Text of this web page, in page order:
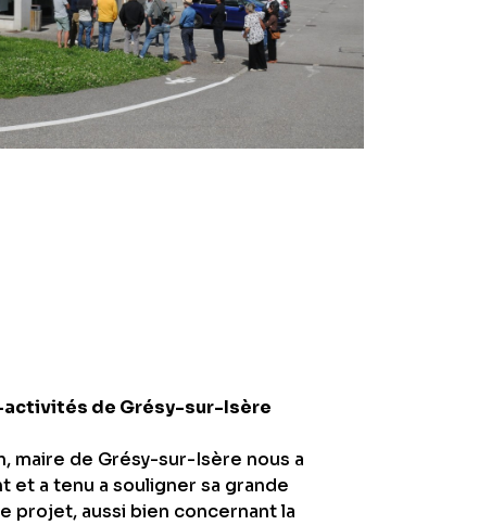
de Grésy-sur-Isère
maire de Grésy-sur-Isère nous a
et a tenu a souligner sa grande
projet, aussi bien concernant la